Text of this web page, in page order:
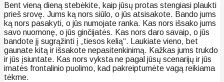
Bent vieną dieną stebėkite, kaip jūsų protas stengiasi plaukti
prieš srovę. Jums ką nors siūlo, o jūs atsisakote. Bando jums
ką nors pasakyti, o jūs numojate ranka. Kas nors išsako jums
savo nuomonę, o jūs ginčijatės. Kas nors daro savaip, o jūs
bandote jį sugrąžinti į „tiesos kelią“. Laukiate vieno, bet
gaunate kitą ir išsakote nepasitenkinimą. Kažkas jums trukdo
ir jūs įsiuntate. Kas nors vyksta ne pagal jūsų scenarijų ir jūs
imatės frontalinio puolimo, kad pakreiptumėte vagą reikiama
tėkme.